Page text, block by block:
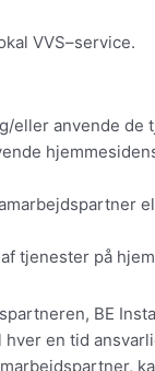
VVS–service.
eller anvende
tjenester på
BE
en tid